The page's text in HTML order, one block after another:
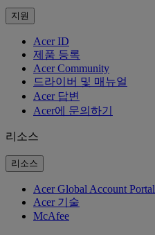
지원
Acer ID
제품 등록
Acer Community
드라이버 및 매뉴얼
Acer 답변
Acer에 문의하기
리소스
리소스
Acer Global Account Portal
Acer 기술
McAfee